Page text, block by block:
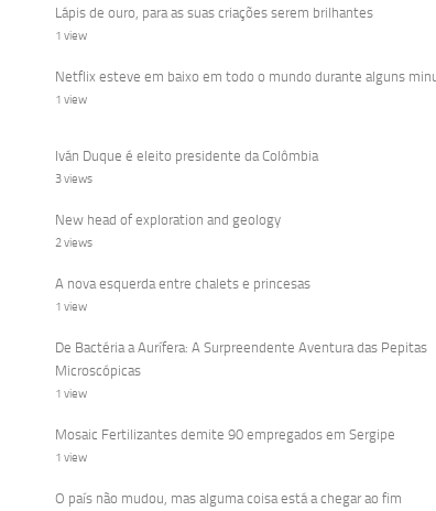
Lápis de ouro, para as suas criações serem brilhantes
1 view
Netflix esteve em baixo em todo o mundo durante alguns
1 view
Iván Duque é eleito presidente da Colômbia
3 views
New head of exploration and geology
2 views
A nova esquerda entre chalets e princesas
1 view
De Bactéria a Aurífera: A Surpreendente Aventura das Pepitas
Microscópicas
1 view
Mosaic Fertilizantes demite 90 empregados em Sergipe
1 view
O país não mudou, mas alguma coisa está a chegar ao fim